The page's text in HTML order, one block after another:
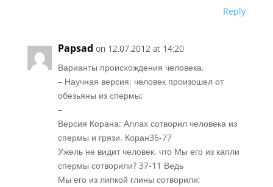
Reply
Papsad on 12.07.2012 at 14:20
Варианты происхождения человека.
– Научная версия: человек произошел от
обезьяны из спермы;
–
Версия Корана: Аллах сотворил человека из
спермы и грязи. Коран36-77
Ужель не видит человек, что Мы его из капли
спермы сотворили? 37-11 Ведь
Мы его из липкой глины сотворили;